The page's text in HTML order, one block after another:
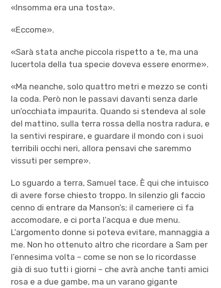
«Insomma era una tosta».
«Eccome».
«Sarà stata anche piccola rispetto a te, ma una
lucertola della tua specie doveva essere enorme».
«Ma neanche, solo quattro metri e mezzo se conti
la coda. Però non le passavi davanti senza darle
un’occhiata impaurita. Quando si stendeva al sole
del mattino, sulla terra rossa della nostra radura, e
la sentivi respirare, e guardare il mondo con i suoi
terribili occhi neri, allora pensavi che saremmo
vissuti per sempre».
Lo sguardo a terra, Samuel tace. È qui che intuisco
di avere forse chiesto troppo. In silenzio gli faccio
cenno di entrare da Manson’s; il cameriere ci fa
accomodare, e ci porta l’acqua e due menu.
L’argomento donne si poteva evitare, mannaggia a
me. Non ho ottenuto altro che ricordare a Sam per
l’ennesima volta – come se non se lo ricordasse
già di suo tutti i giorni – che avrà anche tanti amici
rosa e a due gambe, ma un varano gigante